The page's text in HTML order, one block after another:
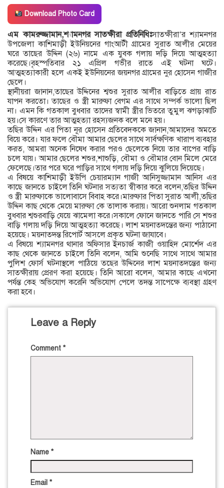
Download Photo Card
এম কামরুজ্জামান,শ্যামনগর সাতক্ষীরা প্রতিনিধিঃসাতক্ষীরা’র শ্যামনগর
উপজেলা কাশিমাড়ী ইউনিয়নের গাংআটী গ্রামের সুরাত আলীর মেয়ের
ঘরে তাছের উদ্দিন (২৬) নামে এক যুবক গলায় দড়ি দিয়ে আত্মহত্যা
করেছে।বৃহস্পতিবার ২১ এপ্রিল গভীর রাতে এই ঘটনা ঘটে।
আত্মহত্যাকারী হলে একই ইউনিয়নের জয়নগর গ্রামের নুর হোসেন গাজীর
ছেলে।
স্থানীয়রা জানান,তাছের উদ্দিনের শ্বশুর সুরাত আলীর বাড়িতে প্রায় রাত
যাপন করতো। তাছের ও স্ত্রী মারুফা বেগম এর সাথে সম্পর্ক ভালো ছিল
না। এমন কি গতকাল বুধবার তাদের স্বামী স্ত্রীর ভিতরে তুমুল ঝগড়াঝাটি
হয়।সে কারণে তার আত্মহত্যা রহস্যজনক বলে মনে হয়।
তছির উদ্দিন এর পিতা নূর হোসেন প্রতিবেদককে জানান,আমাদের অমতে
বিয়ে করে। যার ফলে বৌমা আমার ছেলের সাথে সার্বক্ষণিক খারাপ ব্যবহার
করত, আমরা অনেক নিষেধ করার পরও ছেলেকে নিয়ে তার বাপের বাড়ি
চলে যায়। আমার ছেলের শশুর,শাশুড়ি, বৌমা ও বৌমার বোন মিলে মেরে
ফেলেছে।তার পরে ঘরে পাড়ির সাথে গলায় দড়ি দিয়ে ঝুলিয়ে দিয়েছে।
এ বিষয়ে কাশিমাড়ী ইউপি চেয়ারম্যান গাজী আনিসুজ্জামান আনিস এর
কাছে জানতে চাইলে তিনি ঘটনার সত্যতা স্বীকার করে বলেন,তছির উদ্দিন
ও স্ত্রী মারুফাকে ভালোবাসে বিবাহ করে।মারুফার পিতা সুরাত আলী,তছির
উদ্দিন কাছ থেকে মেয়ে মারুফা কে তালাক করায়। আরো শুনলাম গতকাল
বুধবার শ্বশুরবাড়ি যেয়ে ঝামেলা করে।সকালে ফোনে জানতে পারি সে শশুর
বাড়ি গলায় দড়ি দিয়ে আত্মহত্যা করেছে। লাশ ময়নাতদন্তের জন্য পাঠানো
হয়েছে। ময়নাতদন্ত রিপোর্ট আসলে প্রকৃত ঘটনা জাযাবে।
এ বিষয়ে শ্যামনগর থানার অফিসার ইনচার্জ কাজী ওয়াহিদ মোর্শেদ এর
কাছ থেকে জানতে চাইলে তিনি বলেন, আমি শুনেছি সাথে সাথে আমার
পুলিশ ফোর্স ঘটনাস্থলে পাঠিয়ে তছের উদ্দিনের লাশ ময়নাতদন্তের জন্য
সাতক্ষীরায় প্রেরণ করা হয়েছে। তিনি আরো বলেন, আমার কাছে এখনো
পর্যন্ত কেহ অভিযোগ করেনি অভিযোগ পেলে তদন্ত সাপেক্ষে ব্যবস্থা গ্রহণ
করা হবে।
Leave a Reply
Comment *
Name *
Email *